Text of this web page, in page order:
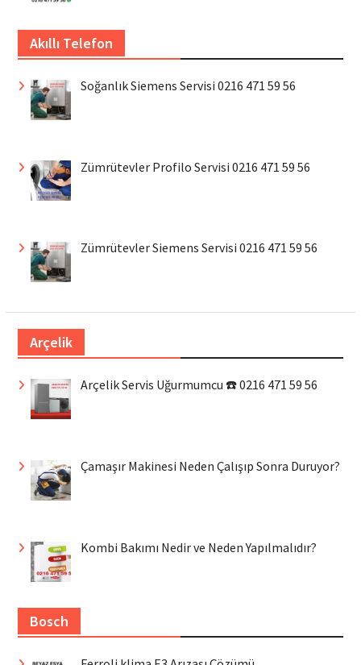
Akıllı Telefon
Soğanlık Siemens Servisi 0216 471 59 56
Zümrütevler Profilo Servisi 0216 471 59 56
Zümrütevler Siemens Servisi 0216 471 59 56
Arçelik
Arçelik Servis Uğurmumcu ☎️ 0216 471 59 56
Çamaşır Makinesi Neden Çalışıp Sonra Duruyor?
Kombi Bakımı Nedir ve Neden Yapılmalıdır?
Bosch